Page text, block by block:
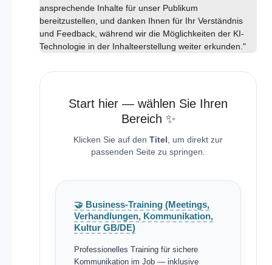
ansprechende Inhalte für unser Publikum
bereitzustellen, und danken Ihnen für Ihr Verständnis
und Feedback, während wir die Möglichkeiten der KI-
Technologie in der Inhalteerstellung weiter erkunden."
Start hier — wählen Sie Ihren
Bereich ✨
Klicken Sie auf den Titel , um direkt zur
passenden Seite zu springen.
🤝 Business-Training (Meetings,
Verhandlungen, Kommunikation,
Kultur GB/DE)
Professionelles Training für sichere
Kommunikation im Job — inklusive